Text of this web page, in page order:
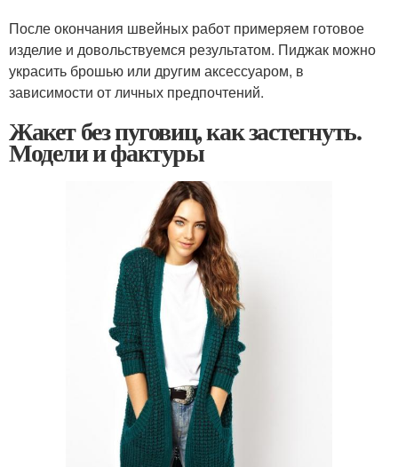
После окончания швейных работ примеряем готовое
изделие и довольствуемся результатом. Пиджак можно
украсить брошью или другим аксессуаром, в
зависимости от личных предпочтений.
Жакет без пуговиц, как застегнуть.
Модели и фактуры